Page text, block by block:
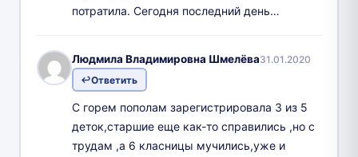
потратила. Сегодня последний день…
Людмила Владимировна Шмелёва31.01.2020
Ответить
С горем пополам зарегистрировала 3 из 5
деток,старшие еще как-то справились ,но с
трудам ,а 6 класницы мучились,уже и